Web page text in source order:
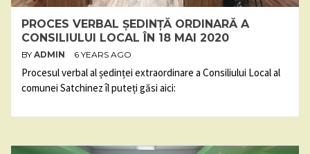
PROCES VERBAL ȘEDINȚĂ ORDINARĂ A
CONSILIULUI LOCAL ÎN 18 MAI 2020
BY ADMIN 6 YEARS AGO
Procesul verbal al ședinței extraordinare a Consiliului Local al
comunei Satchinez îl puteți găsi aici: